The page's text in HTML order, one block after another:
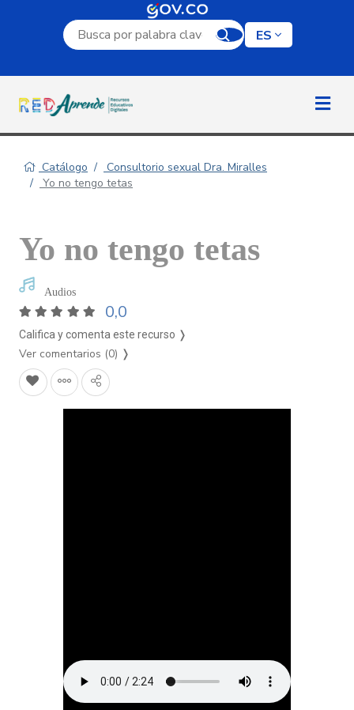
Campo de búsqueda por palabra clave
ES
Catálogo
Consultorio sexual Dra. Miralles
Yo no tengo tetas
Yo no tengo tetas
Audios
0,0
Califica y comenta este recurso ❭
Ver comentarios (0) ❭